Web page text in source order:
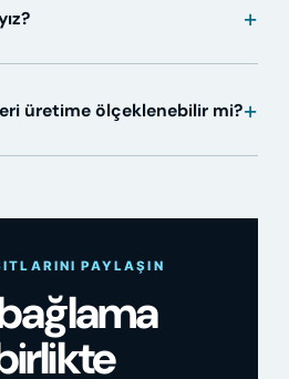
+
üretime ölçeklenebilir mi?+
PAYLAŞIN